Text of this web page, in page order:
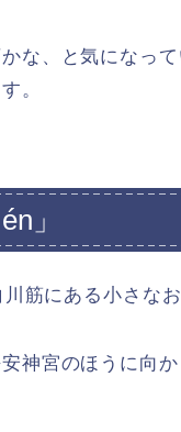
な、と気になっ
。
」
筋にある小さな
神宮のほうに向